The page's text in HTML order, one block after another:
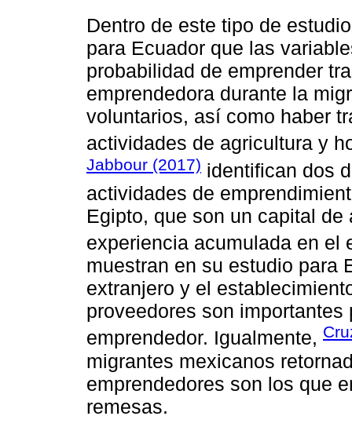
Dentro de este tipo de
para Ecuador que las
probabilidad de emprender
emprendedora durante la
voluntarios, así como haber
actividades de agricultura y
Jabbour (2017) identifican dos
actividades de
Egipto, que son un capital
experiencia acumulada en el
muestran en su estudio para
extranjero y el
proveedores son
emprendedor. Igualmente,
migrantes mexicanos
emprendedores son los que
remesas.